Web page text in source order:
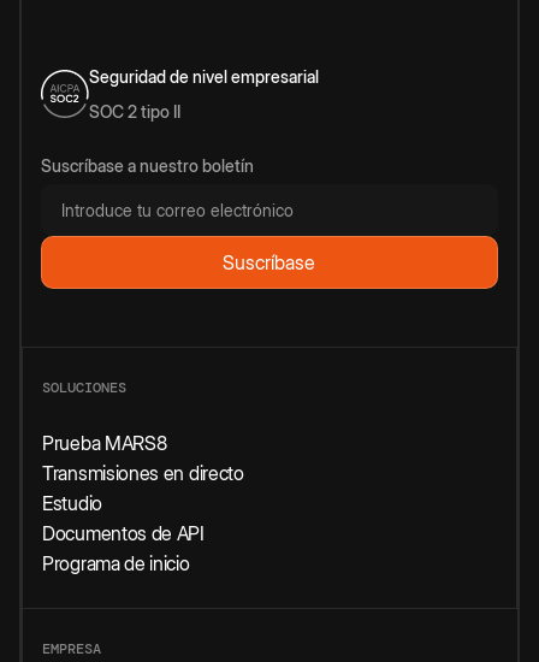
Seguridad de nivel empresarial
SOC 2 tipo II
Suscríbase a nuestro boletín
SOLUCIONES
Prueba MARS8
Transmisiones en directo
Estudio
Documentos de API
Programa de inicio
EMPRESA